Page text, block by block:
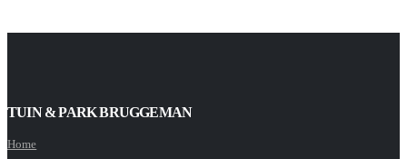
TUIN & PARK BRUGGEMAN
Home